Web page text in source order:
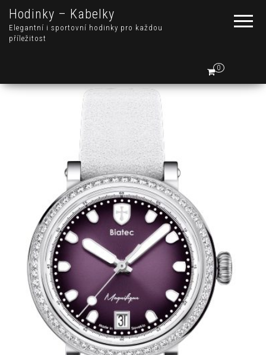
Hodinky – Kabelky
Elegantní i sportovní hodinky pro každou
příležitost
0